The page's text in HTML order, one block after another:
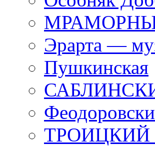
Эрарта —
Пушкинская
ТРОИЦКИЙ